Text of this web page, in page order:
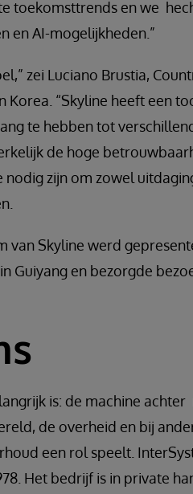
toekomsttrends en we
en AI-mogelijkheden.”
zei Luciano Brustia,
Korea. “Skyline heeft een
te hebben tot
de hoge
zijn om zowel
Skyline werd
Guiyang en bezorgde
is: de machine
de overheid en bij
een rol speelt.
Het bedrijf is in private